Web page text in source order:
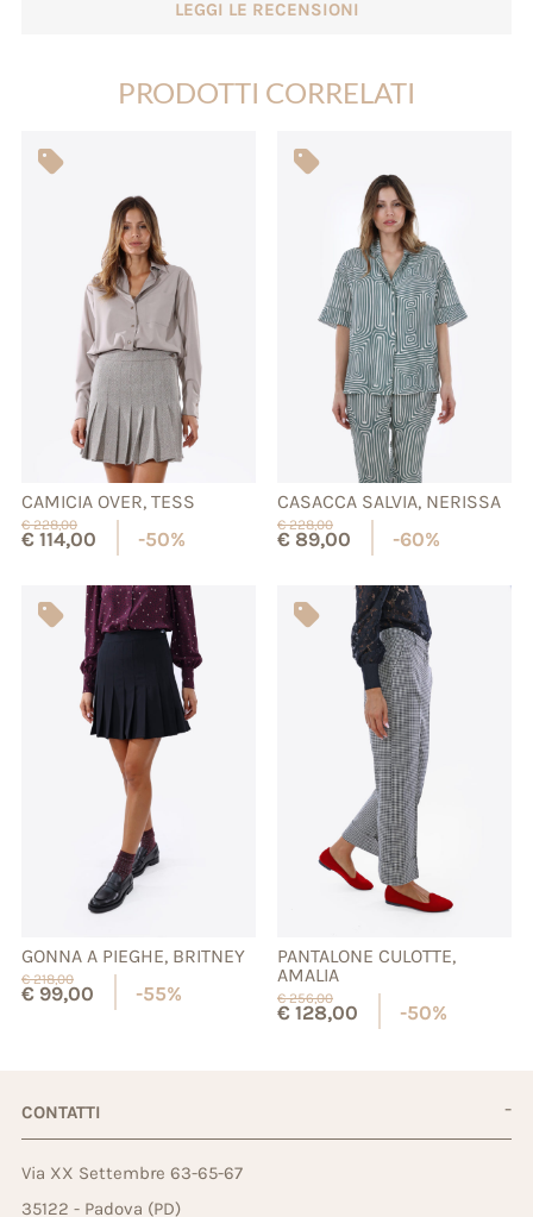
LEGGI LE RECENSIONI
PRODOTTI CORRELATI
CAMICIA OVER, TESS
€228,00
€114,00 -50%
CASACCA SALVIA, NERISSA
€228,00
€89,00 -60%
GONNA A PIEGHE, BRITNEY
€218,00
€99,00 -55%
PANTALONE CULOTTE,
AMALIA
€256,00
€128,00 -50%
CONTATTI
Via XX Settembre 63-65-67
35122 - Padova (PD)